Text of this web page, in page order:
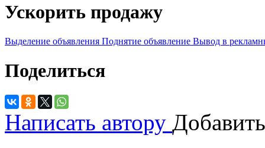
Ускорить продажу
Выделение объявления Поднятие объявление Вывод в
Поделиться
Написать автору